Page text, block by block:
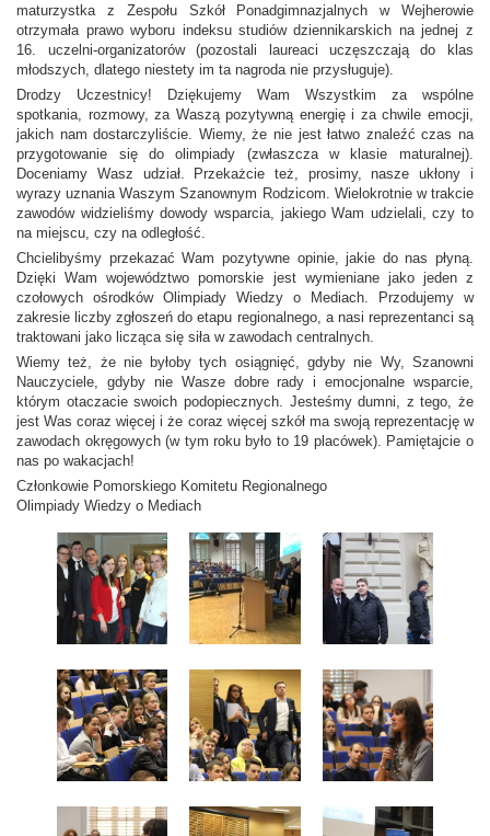
maturzystka z Zespołu Szkół Ponadgimnazjalnych w Wejherowie
otrzymała prawo wyboru indeksu studiów dziennikarskich na jednej z
16. uczelni-organizatorów (pozostali laureaci uczęszczają do klas
młodszych, dlatego niestety im ta nagroda nie przysługuje).
Drodzy Uczestnicy! Dziękujemy Wam Wszystkim za wspólne
spotkania, rozmowy, za Waszą pozytywną energię i za chwile emocji,
jakich nam dostarczyliście. Wiemy, że nie jest łatwo znaleźć czas na
przygotowanie się do olimpiady (zwłaszcza w klasie maturalnej).
Doceniamy Wasz udział. Przekażcie też, prosimy, nasze ukłony i
wyrazy uznania Waszym Szanownym Rodzicom. Wielokrotnie w trakcie
zawodów widzieliśmy dowody wsparcia, jakiego Wam udzielali, czy to
na miejscu, czy na odległość.
Chcielibyśmy przekazać Wam pozytywne opinie, jakie do nas płyną.
Dzięki Wam województwo pomorskie jest wymieniane jako jeden z
czołowych ośrodków Olimpiady Wiedzy o Mediach. Przodujemy w
zakresie liczby zgłoszeń do etapu regionalnego, a nasi reprezentanci są
traktowani jako licząca się siła w zawodach centralnych.
Wiemy też, że nie byłoby tych osiągnięć, gdyby nie Wy, Szanowni
Nauczyciele, gdyby nie Wasze dobre rady i emocjonalne wsparcie,
którym otaczacie swoich podopiecznych. Jesteśmy dumni, z tego, że
jest Was coraz więcej i że coraz więcej szkół ma swoją reprezentację w
zawodach okręgowych (w tym roku było to 19 placówek). Pamiętajcie o
nas po wakacjach!
Członkowie Pomorskiego Komitetu Regionalnego
Olimpiady Wiedzy o Mediach